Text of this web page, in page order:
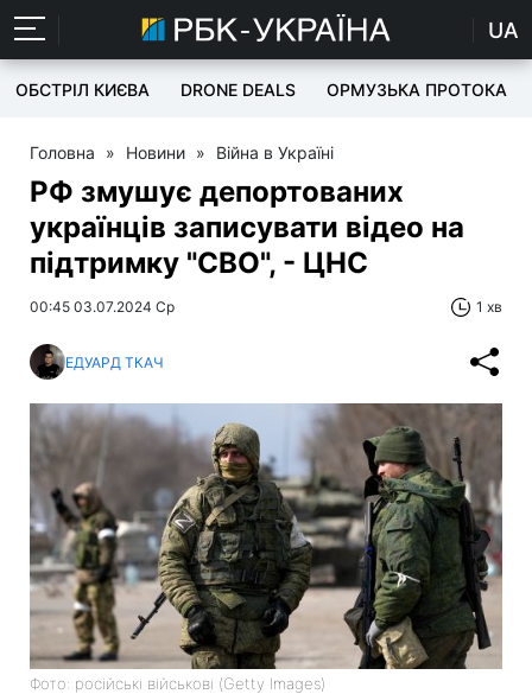
UA
ОБСТРІЛ КИЄВА DRONE DEALS ОРМУЗЬКА ПРОТОКА
Головна » Новини » Війна в Україні
РФ змушує депортованих
українців записувати відео на
підтримку "СВО", - ЦНС
00:45 03.07.2024 Ср 1 хв
ЕДУАРД ТКАЧ
Фото: російські військові (Getty Images)